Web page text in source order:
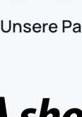
Unsere